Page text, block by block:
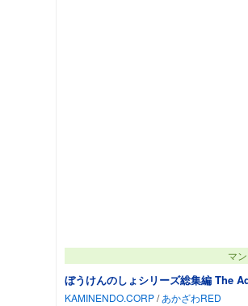
マ
ぼうけんのしょシリーズ総集編 The
KAMINENDO.CORP/ あかざわRED